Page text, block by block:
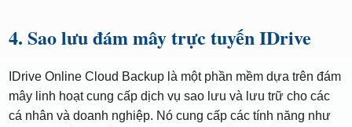
4. Sao lưu đám mây trực tuyến IDrive
IDrive Online Cloud Backup là một phần mềm dựa trên đám
mây linh hoạt cung cấp dịch vụ sao lưu và lưu trữ cho các
cá nhân và doanh nghiệp. Nó cung cấp các tính năng như